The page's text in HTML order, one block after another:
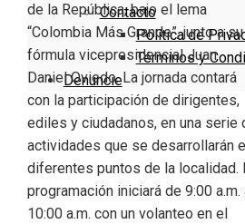
Contacto
Política de
Términos y
Denuncie
de la República, bajo el lema
“Colombia Más Grande”, junto a su
fórmula vicepresidencial Juan
Daniel Oviedo. La jornada contará
con la participación de dirigentes,
ediles y ciudadanos, en una serie
actividades que se desarrollarán
diferentes puntos de la localidad.
programación iniciará de 9:00 a.m.
10:00 a.m. con un volanteo en el